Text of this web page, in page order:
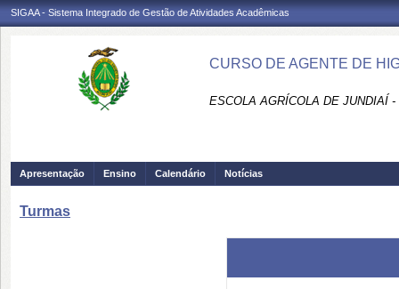
SIGAA - Sistema Integrado de Gestão de Atividades Acadêmicas
CURSO DE AGENTE DE
ESCOLA AGRÍCOLA DE JUNDIAÍ -
Apresentação Ensino Calendário Notícias
Turmas